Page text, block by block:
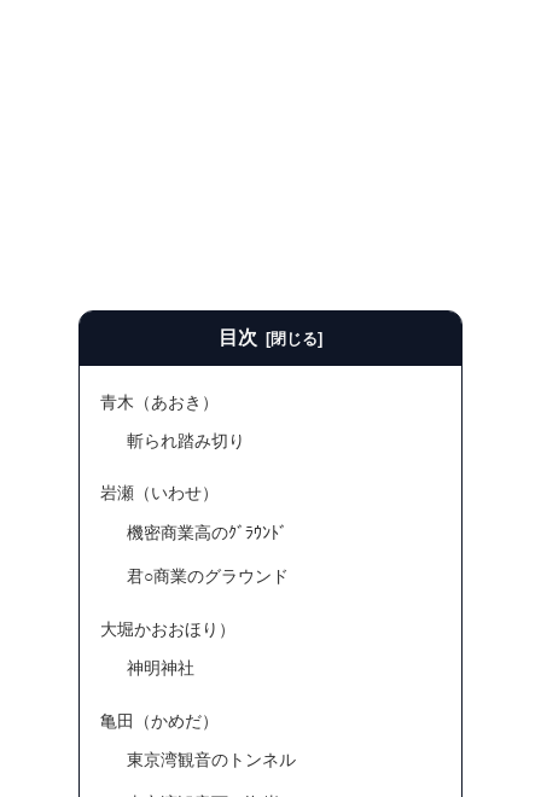
目次
青木（あおき）
斬られ踏み切り
岩瀬（いわせ）
機密商業高のｸﾞﾗｳﾝﾄﾞ
君○商業のグラウンド
大堀かおおほり）
神明神社
亀田（かめだ）
東京湾観音のトンネル